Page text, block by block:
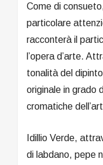
Come di
particolare
racconterà il
l’opera d’arte.
tonalità del
originale in grado
cromatiche
Idillio Verde,
di labdano, pepe